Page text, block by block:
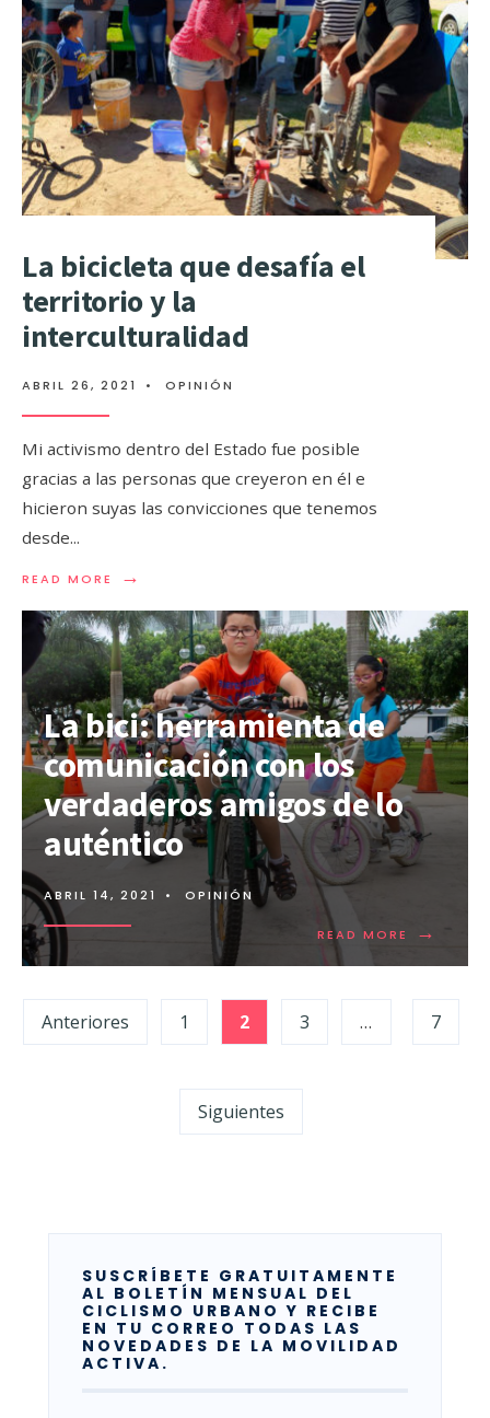
La bicicleta que desafía el
territorio y la
interculturalidad
ABRIL 26, 2021 • OPINIÓN
Mi activismo dentro del Estado fue posible
gracias a las personas que creyeron en él e
hicieron suyas las convicciones que tenemos
desde...
READ MORE →
La bici: herramienta de
comunicación con los
verdaderos amigos de lo
auténtico
ABRIL 14, 2021 • OPINIÓN
READ MORE →
Anteriores 1 2 3 … 7
Siguientes
SUSCRÍBETE GRATUITAMENTE
AL BOLETÍN MENSUAL DEL
CICLISMO URBANO Y RECIBE
EN TU CORREO TODAS LAS
NOVEDADES DE LA MOVILIDAD
ACTIVA.